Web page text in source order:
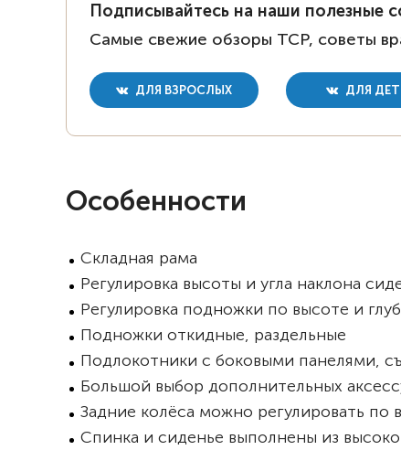
Подписывайтесь на наши полезные
Самые свежие обзоры ТСР, советы
ДЛЯ ВЗРОСЛЫХ ДЛЯ
Особенности
Складная рама
Регулировка высоты и угла наклона
Регулировка подножки по высоте и
Подножки откидные, раздельные
Подлокотники с боковыми панелями,
Большой выбор дополнительных
Задние колёса можно регулировать по
Спинка и сиденье выполнены из